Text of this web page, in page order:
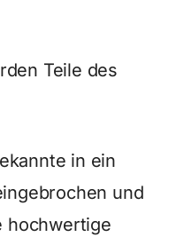
Teile des
in ein
und
hochwertige